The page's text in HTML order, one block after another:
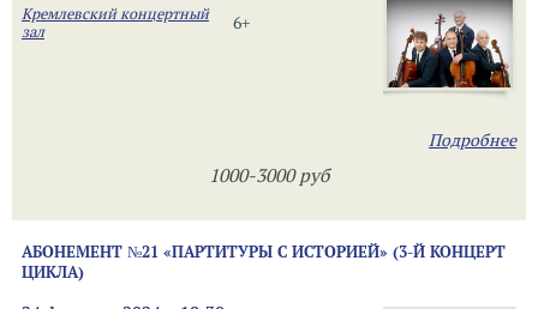
6+
Кремлевский концертный
зал
Подробнее
1000-3000 руб
АБОНЕМЕНТ №21 «ПАРТИТУРЫ С ИСТОРИЕЙ» (3-Й КОНЦЕРТ
ЦИКЛА)